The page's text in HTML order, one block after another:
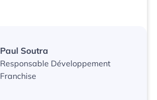
Paul Soutra
Responsable Développement
Franchise